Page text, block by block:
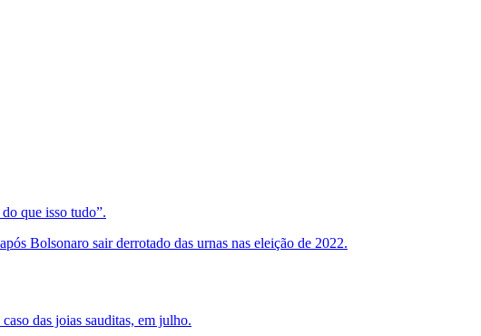
que isso tudo”.
Bolsonaro sair derrotado das urnas nas eleição de 2022.
das joias sauditas, em julho.